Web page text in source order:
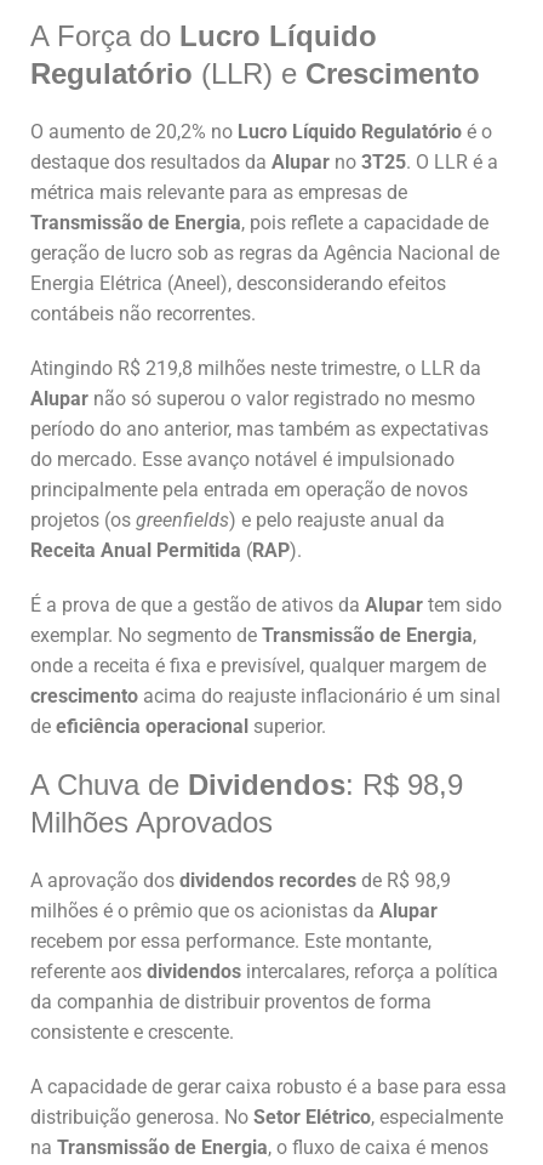
A Força do Lucro Líquido
Regulatório (LLR) e Crescimento
O aumento de 20,2% no Lucro Líquido Regulatório é o
destaque dos resultados da Alupar no 3T25. O LLR é a
métrica mais relevante para as empresas de
Transmissão de Energia, pois reflete a capacidade de
geração de lucro sob as regras da Agência Nacional de
Energia Elétrica (Aneel), desconsiderando efeitos
contábeis não recorrentes.
Atingindo R$ 219,8 milhões neste trimestre, o LLR da
Alupar não só superou o valor registrado no mesmo
período do ano anterior, mas também as expectativas
do mercado. Esse avanço notável é impulsionado
principalmente pela entrada em operação de novos
projetos (os greenfields) e pelo reajuste anual da
Receita Anual Permitida (RAP).
É a prova de que a gestão de ativos da Alupar tem sido
exemplar. No segmento de Transmissão de Energia,
onde a receita é fixa e previsível, qualquer margem de
crescimento acima do reajuste inflacionário é um sinal
de eficiência operacional superior.
A Chuva de Dividendos: R$ 98,9
Milhões Aprovados
A aprovação dos dividendos recordes de R$ 98,9
milhões é o prêmio que os acionistas da Alupar
recebem por essa performance. Este montante,
referente aos dividendos intercalares, reforça a política
da companhia de distribuir proventos de forma
consistente e crescente.
A capacidade de gerar caixa robusto é a base para essa
distribuição generosa. No Setor Elétrico, especialmente
na Transmissão de Energia, o fluxo de caixa é menos